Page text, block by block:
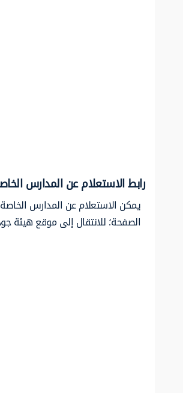
رابط الاستعلام عن المدارس
يمكن الاستعلام عن المدارس
الصفحة؛ للانتقال إلى موقع هيئة